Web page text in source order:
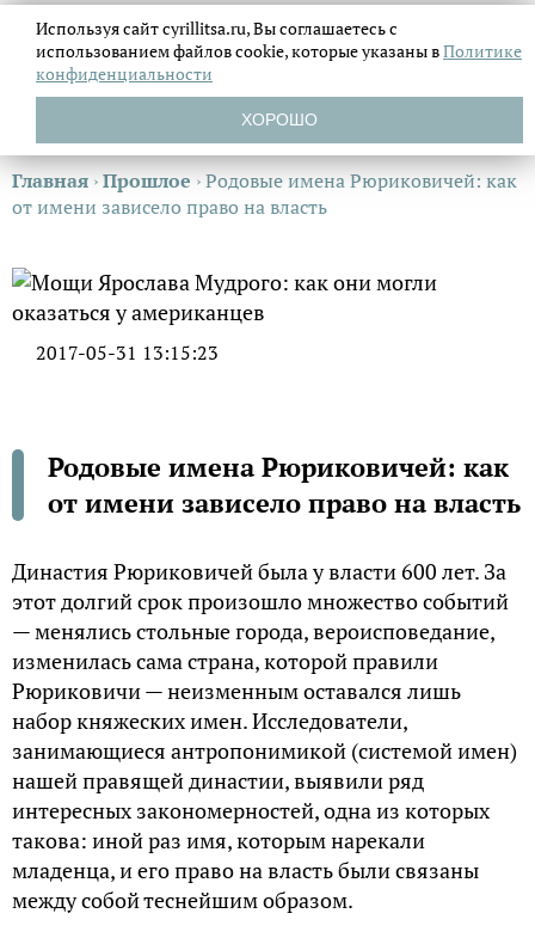
Главная ›Прошлое ›Родовые имена Рюриковичей: как
от имени зависело право на власть
2017-05-31 13:15:23
Родовые имена Рюриковичей: как
от имени зависело право на власть
Династия Рюриковичей была у власти 600 лет. За
этот долгий срок произошло множество событий
— менялись стольные города, вероисповедание,
изменилась сама страна, которой правили
Рюриковичи — неизменным оставался лишь
набор княжеских имен. Исследователи,
занимающиеся антропонимикой (системой имен)
нашей правящей династии, выявили ряд
интересных закономерностей, одна из которых
такова: иной раз имя, которым нарекали
младенца, и его право на власть были связаны
между собой теснейшим образом.
Используя сайт cyrillitsa.ru, Вы соглашаетесь с
использованием файловcookie, которые указаны вПолитике
конфиденциальности
ХОРОШО